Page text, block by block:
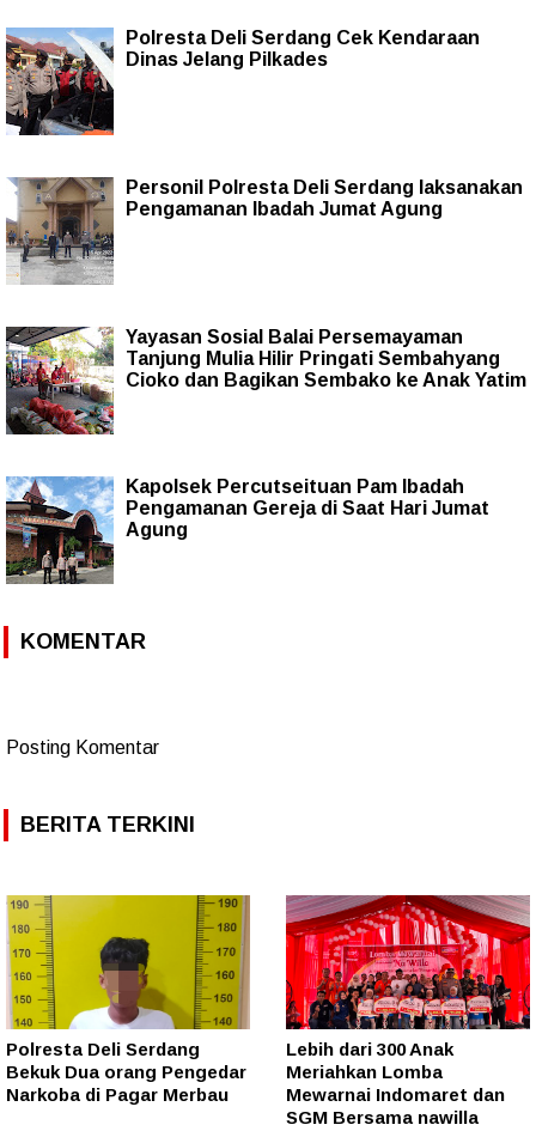
Polresta Deli Serdang Cek Kendaraan
Dinas Jelang Pilkades
Personil Polresta Deli Serdang laksanakan
Pengamanan Ibadah Jumat Agung
Yayasan Sosial Balai Persemayaman
Tanjung Mulia Hilir Pringati Sembahyang
Cioko dan Bagikan Sembako ke Anak Yatim
Kapolsek Percutseituan Pam Ibadah
Pengamanan Gereja di Saat Hari Jumat
Agung
KOMENTAR
Posting Komentar
BERITA TERKINI
Polresta Deli Serdang
Bekuk Dua orang Pengedar
Narkoba di Pagar Merbau
Lebih dari 300 Anak
Meriahkan Lomba
Mewarnai Indomaret dan
SGM Bersama nawilla